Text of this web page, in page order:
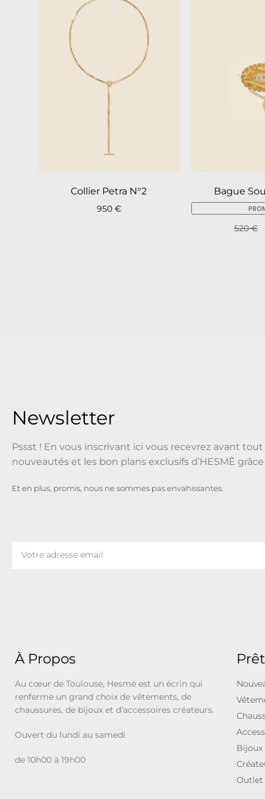
Collier Petra N°2
950 €
Bague
520€
Newsletter
Pssst ! En vous inscrivant ici vous recevrez avant
nouveautés et les bon plans exclusifs d’HESMĒ
Et en plus, promis, nous ne sommes pas envahissantes.
À Propos
Au cœur de Toulouse, Hesmé est un écrin qui
renferme un grand choix de vêtements, de
chaussures, de bijoux et d’accessoires créateurs.
Ouvert du lundi au samedi
de 10h00 à 19h00
Bijoux
Outlet